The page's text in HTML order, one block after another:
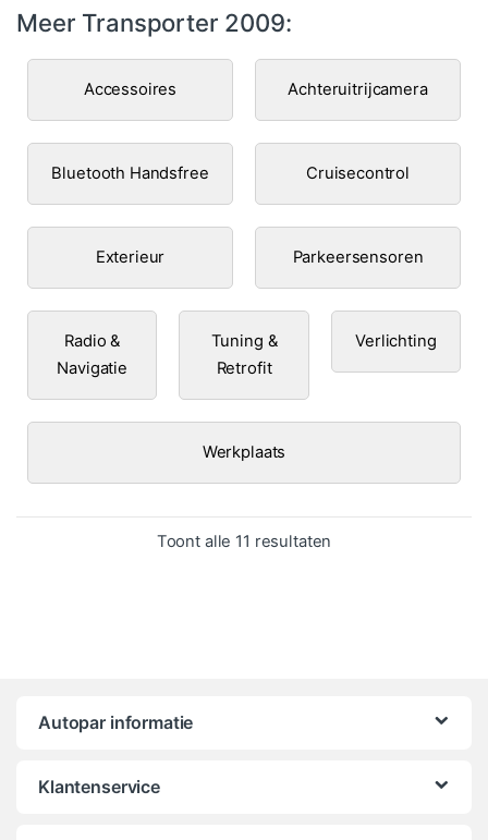
Meer Transporter 2009:
Accessoires Achteruitrijcamera
Bluetooth Handsfree Cruisecontrol
Exterieur Parkeersensoren
Radio &
Navigatie
Tuning &
Retrofit
Verlichting
Werkplaats
Toont alle 11 resultaten
Autopar informatie
Klantenservice